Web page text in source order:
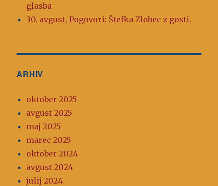
glasba
30. avgust, Pogovori: Štefka Zlobec z gosti.
ARHIV
oktober 2025
avgust 2025
maj 2025
marec 2025
oktober 2024
avgust 2024
julij 2024